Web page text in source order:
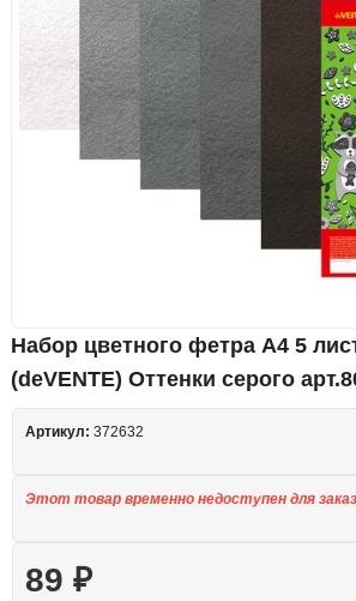
Набор цветного фетра А4 5
(deVENTE) Оттенки серого
Артикул: 372632
Этот товар временно недоступен для
89 ₽